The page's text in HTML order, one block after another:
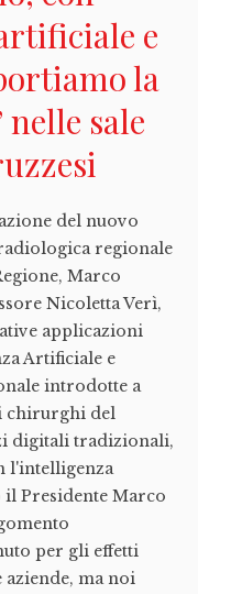
e
la
nelle sale
del nuovo
regionale
Marco
Nicoletta Verì,
applicazioni
Artificiale e
introdotte a
chirurghi del
digitali tradizionali,
l'intelligenza
il Presidente Marco
per gli effetti
ma noi